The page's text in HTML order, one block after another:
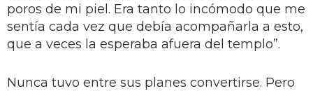
poros de mi piel. Era tanto lo incómodo que me
sentía cada vez que debía acompañarla a esto,
que a veces la esperaba afuera del templo”.
Nunca tuvo entre sus planes convertirse. Pero